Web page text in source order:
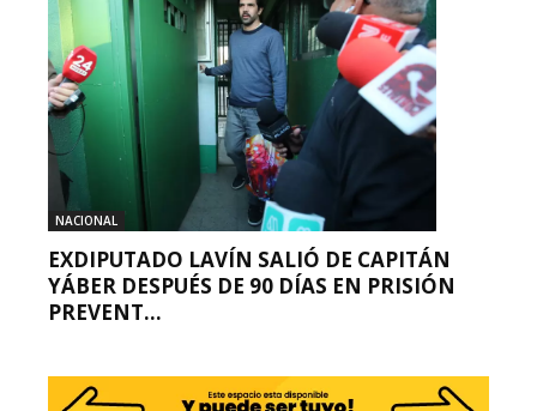
NACIONAL
EXDIPUTADO LAVÍN SALIÓ DE CAPITÁN
YÁBER DESPUÉS DE 90 DÍAS EN PRISIÓN
PREVENT...